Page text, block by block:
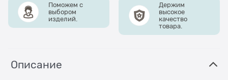
Поможем с
выбором
изделий.
Держим
высокое
качество
товара.
Описание